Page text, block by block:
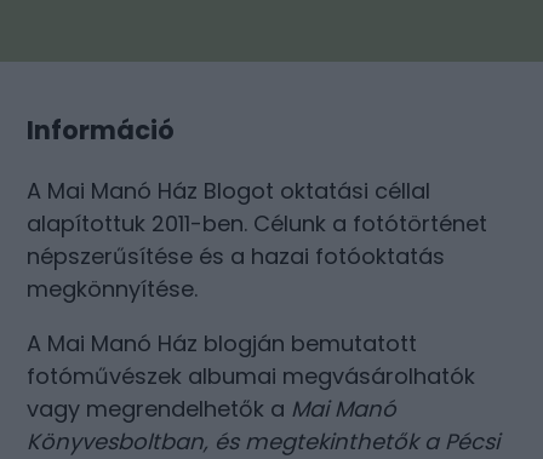
Információ
A Mai Manó Ház Blogot oktatási céllal
alapítottuk 2011-ben. Célunk a fotótörténet
népszerűsítése és a hazai fotóoktatás
megkönnyítése.
A Mai Manó Ház blogján bemutatott
fotóművészek albumai megvásárolhatók
vagy megrendelhetők a Mai Manó
Könyvesboltban, és megtekinthetők a Pécsi